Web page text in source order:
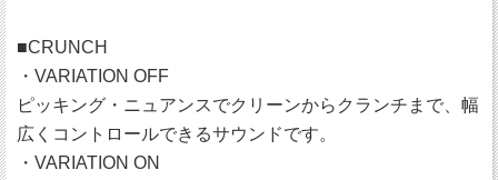
■CRUNCH
・VARIATION OFF
ピッキング・ニュアンスでクリーンからクランチまで、幅
広くコントロールできるサウンドです。
・VARIATION ON